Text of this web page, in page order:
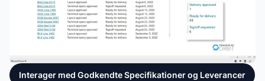
Interager med Godkendte Specifikationer og Leverancer